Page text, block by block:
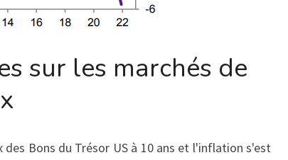
sur les marchés de
Bons du Trésor US à 10 ans et l'inflation s'est